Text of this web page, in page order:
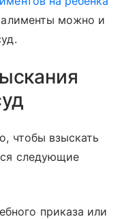
алименты можно и
суд.
чтобы взыскать
следующие
приказа или